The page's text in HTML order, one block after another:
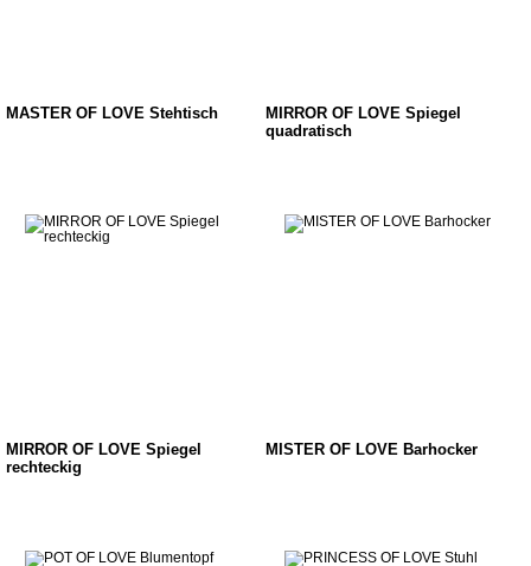
MASTER OF LOVE Stehtisch
MIRROR OF LOVE Spiegel
quadratisch
MIRROR OF LOVE Spiegel
rechteckig
MISTER OF LOVE Barhocker